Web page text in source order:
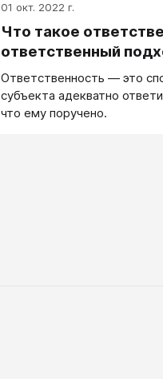
01 окт. 2022 г.
Что такое
ответственный
Ответственность — это
субъекта адекватно
что ему поручено.